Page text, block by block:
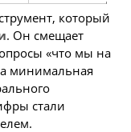
который
. Он смещает
«что мы на
минимальная
стали